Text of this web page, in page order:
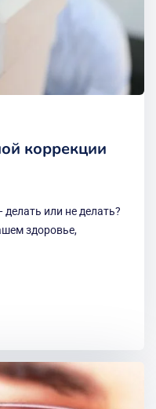
коррекции
или не делать?
здоровье,